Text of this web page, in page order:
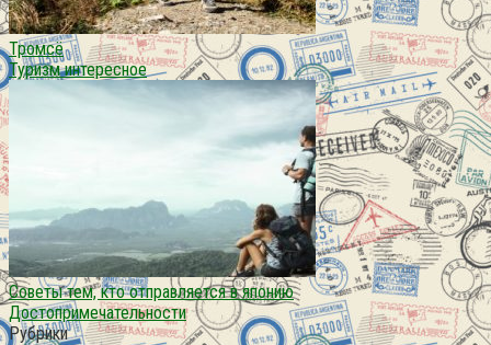
Тромсё
Туризм интересное
Советы тем, кто отправляется в японию
Достопримечательности
Рубрики